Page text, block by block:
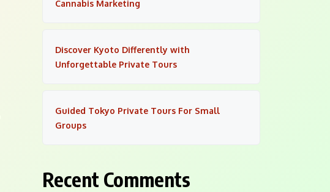
Cannabis Marketing
Discover Kyoto Differently with
Unforgettable Private Tours
Guided Tokyo Private Tours For Small
Groups
Recent Comments